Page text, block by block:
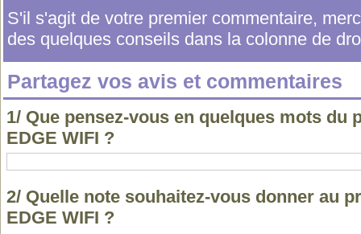
S'il s'agit de votre premier commentaire,
des quelques conseils dans la colonne de
Partagez vos avis et commentaires
1/ Que pensez-vous en quelques mots du
EDGE WIFI ?
2/ Quelle note souhaitez-vous donner au
EDGE WIFI ?